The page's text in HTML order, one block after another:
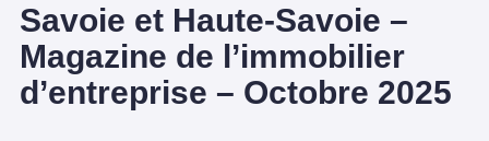
Savoie et Haute-Savoie –
Magazine de l’immobilier
d’entreprise – Octobre 2025